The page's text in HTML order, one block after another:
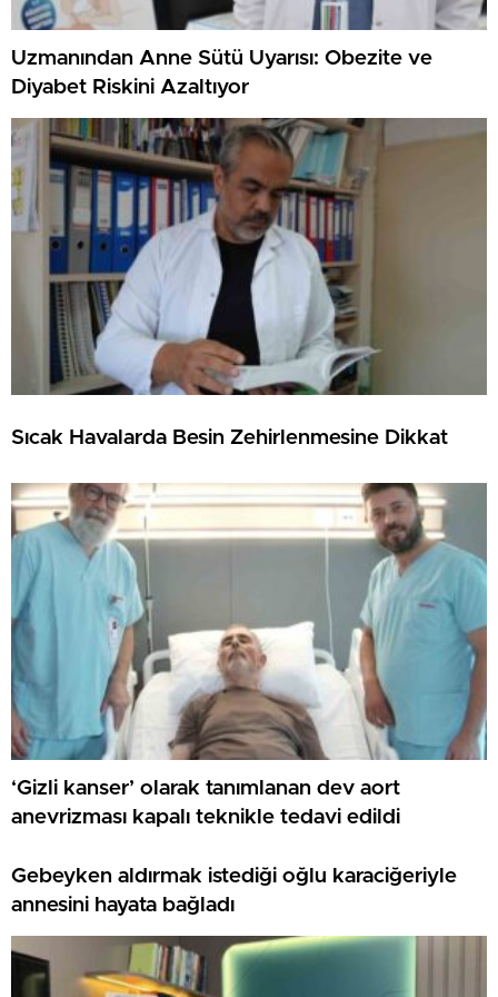
Uzmanından Anne Sütü Uyarısı: Obezite ve
Diyabet Riskini Azaltıyor
Sıcak Havalarda Besin Zehirlenmesine Dikkat
‘Gizli kanser’ olarak tanımlanan dev aort
anevrizması kapalı teknikle tedavi edildi
Gebeyken aldırmak istediği oğlu karaciğeriyle
annesini hayata bağladı